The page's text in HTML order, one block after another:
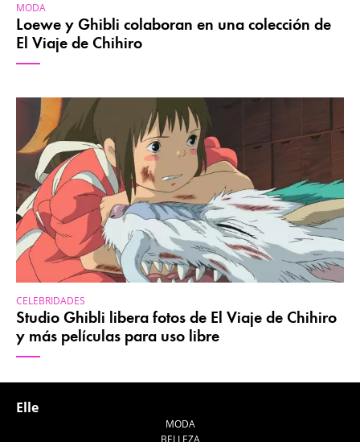
MODA
Loewe y Ghibli colaboran en una colección de
El Viaje de Chihiro
CELEBRIDADES
Studio Ghibli libera fotos de El Viaje de Chihiro
y más películas para uso libre
Elle
MODA